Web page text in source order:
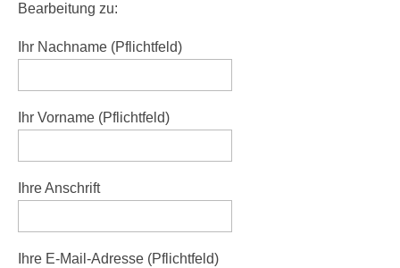
Bearbeitung zu:
Ihr Nachname (Pflichtfeld)
Ihr Vorname (Pflichtfeld)
Ihre Anschrift
Ihre E-Mail-Adresse (Pflichtfeld)